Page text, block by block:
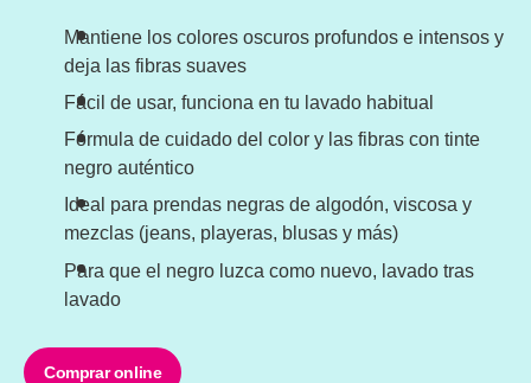
Mantiene los colores oscuros profundos e intensos y
deja las fibras suaves
Fácil de usar, funciona en tu lavado habitual
Fórmula de cuidado del color y las fibras con tinte
negro auténtico
Ideal para prendas negras de algodón, viscosa y
mezclas (jeans, playeras, blusas y más)
Para que el negro luzca como nuevo, lavado tras
lavado
Comprar online